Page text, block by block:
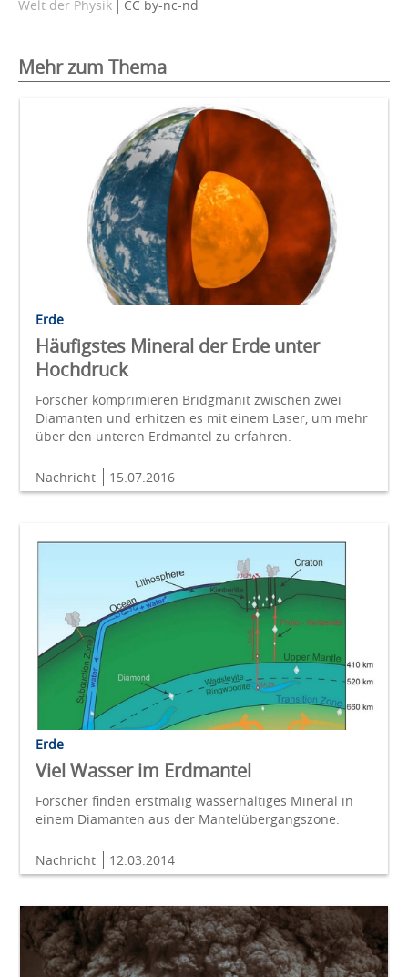
Welt der Physik CC by-nc-nd
Mehr zum Thema
Erde
Häufigstes Mineral der Erde unter
Hochdruck
Forscher komprimieren Bridgmanit zwischen zwei
Diamanten und erhitzen es mit einem Laser, um mehr
über den unteren Erdmantel zu erfahren.
Nachricht 15.07.2016
Erde
Viel Wasser im Erdmantel
Forscher finden erstmalig wasserhaltiges Mineral in
einem Diamanten aus der Mantelübergangszone.
Nachricht 12.03.2014